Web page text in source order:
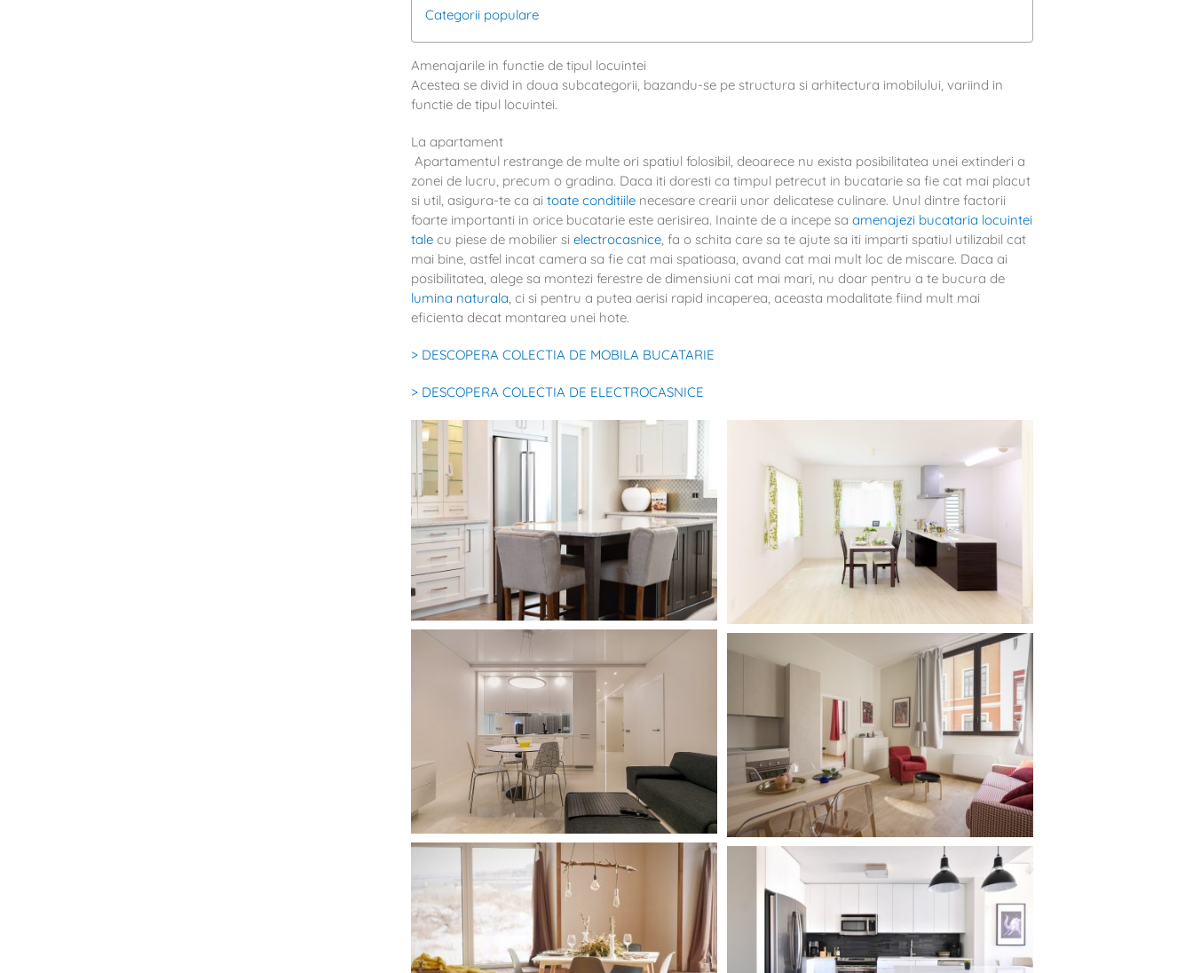
Categorii populare
Amenajarile in functie de tipul locuintei
Acestea se divid in doua subcategorii, bazandu-se pe structura si arhitectura imobilului, variind in
functie de tipul locuintei.
La apartament
Apartamentul restrange de multe ori spatiul folosibil, deoarece nu exista posibilitatea unei extinderi a
zonei de lucru, precum o gradina. Daca iti doresti ca timpul petrecut in bucatarie sa fie cat mai placut
si util, asigura-te ca ai toate conditiilenecesare crearii unor delicatese culinare. Unul dintre factorii
foarte importanti in orice bucatarie este aerisirea. Inainte de a incepe sa amenajezi bucataria locuintei
talecu piese de mobilier si electrocasnice, fa o schita care sa te ajute sa iti imparti spatiul utilizabil cat
mai bine, astfel incat camera sa fie cat mai spatioasa, avand cat mai mult loc de miscare. Daca ai
posibilitatea, alege sa montezi ferestre de dimensiuni cat mai mari, nu doar pentru a te bucura de
lumina naturala , ci si pentru a putea aerisi rapid incaperea, aceasta modalitate fiind mult mai
eficienta decat montarea unei hote.
> DESCOPERA COLECTIA DE MOBILA BUCATARIE
> DESCOPERA COLECTIA DE ELECTROCASNICE